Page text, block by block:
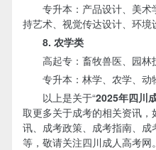
专升本：产品设计、美术
持艺术、视觉传达设计、环境
8. 农学类
高起专：畜牧兽医、园林
专升本：林学、农学、动
以上是关于“2025年‌‌‌‌四川
取更多关于成考的相关资讯
讯、成考政策、成考指南、
等，敬请关注四川成人高考网。